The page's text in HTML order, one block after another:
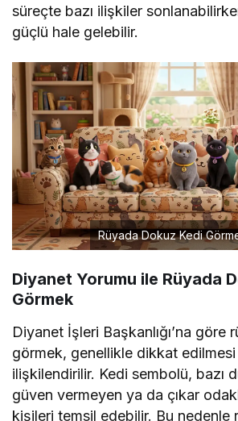
süreçte bazı ilişkiler
güçlü hale gelebilir.
Rüyada Dokuz Kedi
Diyanet Yorumu ile Rüyada
Görmek
Diyanet İşleri Başkanlığı’na göre
görmek, genellikle dikkat
ilişkilendirilir. Kedi sembolü, bazı
güven vermeyen ya da çıkar
kişileri temsil edebilir. Bu nedenle